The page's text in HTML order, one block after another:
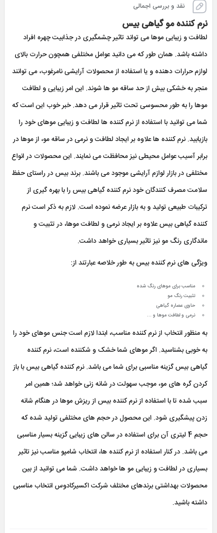
نقد و بررسی اجمالی
نرم كننده مو گياهی بیس
لطافت و زیبایی موها می تواند تاثیر چشمگیری در جذابیت چهره افراد
داشته باشد. همان طور که می دانید عوامل مختلفی همچون حرارت بالای
لوازم حرارات دهنده و یا استفاده از محصولات آرایشی نامرغوب، می توانند
منجر به خشکی بیش از حد ساقه مو ها شوند. این امر زیبایی و لطافت
موها را به طور محسوسی تحت تاثیر قرار می دهد. خبر خوب این است که
شما می توانید با استفاده از نرم کننده ها لطافت و زیبایی موهای خود را
بازیابید. نرم کننده ها علاوه بر ایجاد لطافت و نرمی در ساقه مو، از موها در
برابر آسیب عوامل محیطی نیز محافظت می نمایند. این محصولات در انواع
مختلفی در بازار لوازم آرایشی موجود می باشند. برند بیس در راستای حفظ
سلامت مصرف کنندگان خود نرم کننده گیاهی بیس را با بهره گیری از
ترکیبات طبیعی تولید و به بازار عرضه نموده است. لازم به ذکر است نرم
کننده گیاهی بیس علاوه بر ایجاد نرمی و لطافت موها، در تثبیت و
ماندگاری رنگ مو نیز تاثیر بسیاری خواهد داشت.
ویژگی های نرم کننده بیس به طور خلاصه عبارتند از:
مناسب برای موهای رنگ شده
تثبیت رنگ مو
حاوی عصاره گیاهی
نرمی و لطافت موها و …
به منظور انتخاب از نرم کننده مناسب، ابتدا لازم است جنس موهای خود را
به خوبی بشناسید. اگر موهای شما خشک و شکننده است، نرم کننده
گیاهی بیس گزینه مناسبی برای شما می باشد. نرم کننده گیاهی بیس با باز
کردن گره های مو، موجب سهولت در شانه زنی خواهد شد؛ همین امر
سبب شده تا با استفاده از نرم کننده بیس از ریزش موها در هنگام شانه
زدن پیشگیری شود. این محصول در حجم های مختلفی تولید شده که
حجم 4 لیتری آن برای استفاده در سالن های زیبایی گزینه بسیار مناسبی
می باشد. در کنار استفاده از نرم کننده ها، انتخاب شامپو مناسب نیز تاثیر
بسیاری در لطافت و زیبایی مو ها خواهد داشت. شما می توانید از بین
محصولات بهداشتی برندهای مختلف شرکت اکسیرکادوس انتخاب مناسبی
داشته باشید.